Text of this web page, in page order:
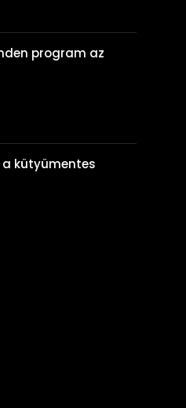
program az
a kütyümentes